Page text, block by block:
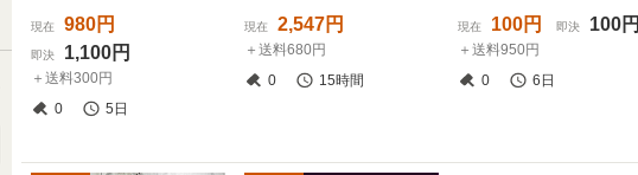
現在 980円
即決 1,100円
＋送料300円
0
5日
現在 2,547円
＋送料680円
0
15時間
現在 100円 即決 100円
＋送料950円
0
6日